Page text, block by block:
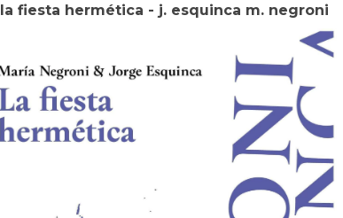
la fiesta hermética - j. esquinca m. negroni